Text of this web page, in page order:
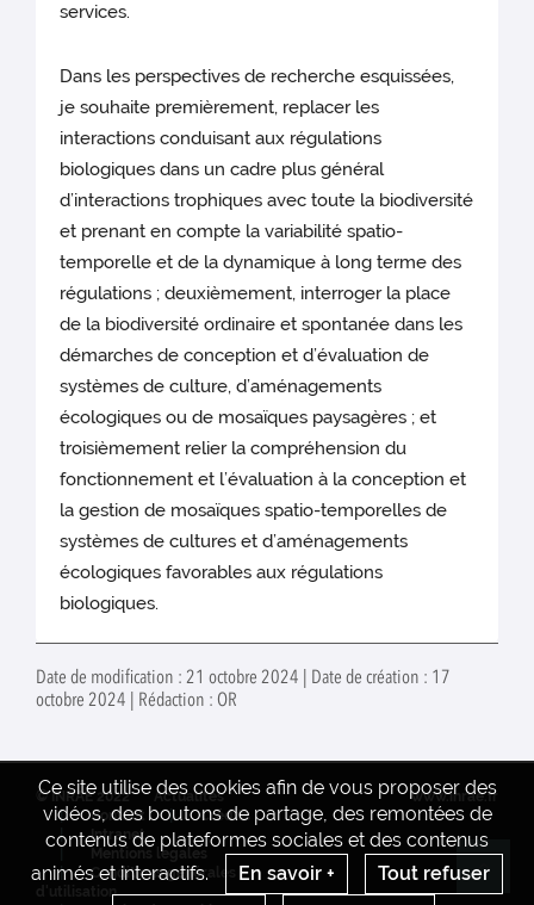
services.
Dans les perspectives de recherche esquissées,
je souhaite premièrement, replacer les
interactions conduisant aux régulations
biologiques dans un cadre plus général
d’interactions trophiques avec toute la biodiversité
et prenant en compte la variabilité spatio-
temporelle et de la dynamique à long terme des
régulations ; deuxièmement, interroger la place
de la biodiversité ordinaire et spontanée dans les
démarches de conception et d’évaluation de
systèmes de culture, d’aménagements
écologiques ou de mosaïques paysagères ; et
troisièmement relier la compréhension du
fonctionnement et l’évaluation à la conception et
la gestion de mosaïques spatio-temporelles de
systèmes de cultures et d’aménagements
écologiques favorables aux régulations
biologiques.
Date de modification : 21 octobre 2024 | Date de création : 17
octobre 2024 | Rédaction : OR
Ce site utilise des cookies afin de vous proposer des
vidéos, des boutons de partage, des remontées de
contenus de plateformes sociales et des contenus
animés et interactifs.
En savoir +
Tout refuser
© INRAE 2022
Actualités
Contact
Crédits
Intranet
Mentions legales
Conditions générales
d'utilisation
www.inrae.fr